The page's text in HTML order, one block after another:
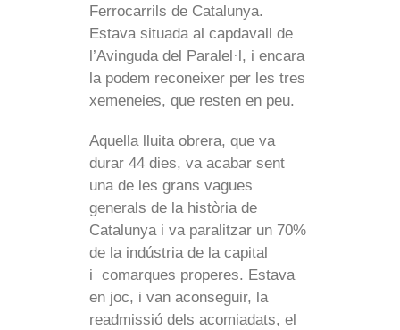
Ferrocarrils de Catalunya.
Estava situada al capdavall de
l’Avinguda del Paralel·l, i encara
la podem reconeixer per les tres
xemeneies, que resten en peu.
Aquella lluita obrera, que va
durar 44 dies, va acabar sent
una de les grans vagues
generals de la història de
Catalunya i va paralitzar un 70%
de la indústria de la capital
i comarques properes. Estava
en joc, i van aconseguir, la
readmissió dels acomiadats, el